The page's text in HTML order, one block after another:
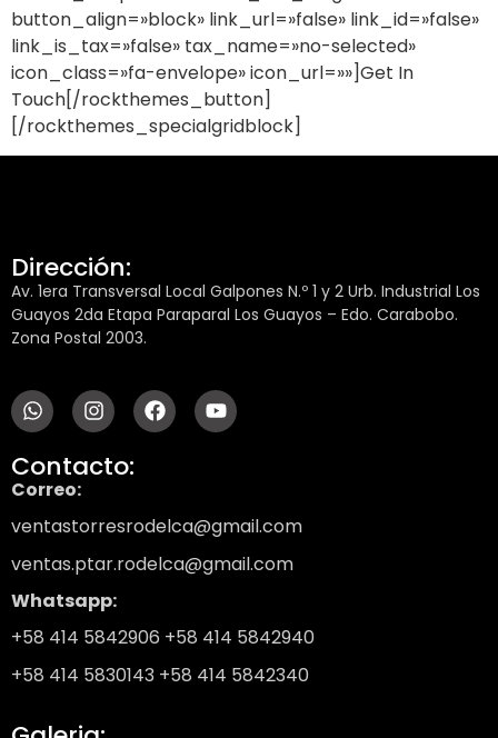
button_align=»block» link_url=»false» link_id=»false»
link_is_tax=»false» tax_name=»no-selected»
icon_class=»fa-envelope» icon_url=»»]Get In
Touch[/rockthemes_button]
[/rockthemes_specialgridblock]
Dirección:
Av. 1era Transversal Local Galpones N.º 1 y 2 Urb. Industrial Los
Guayos 2da Etapa Paraparal Los Guayos – Edo. Carabobo.
Zona Postal 2003.
Contacto:
Correo:
ventastorresrodelca@gmail.com
ventas.ptar.rodelca@gmail.com
Whatsapp:
+58 414 5842906 +58 414 5842940
+58 414 5830143 +58 414 5842340